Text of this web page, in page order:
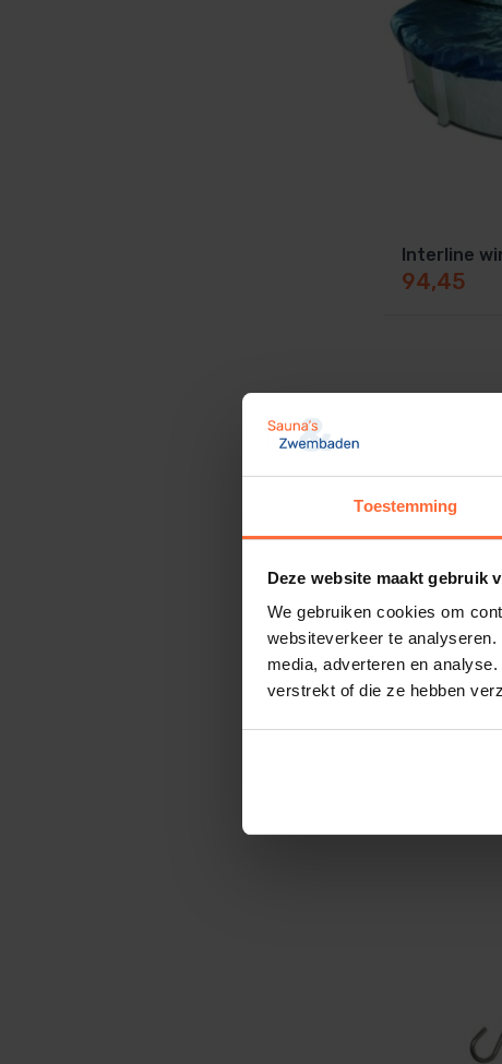
Toestemming
Deze website maakt gebruik
We gebruiken cookies om
websiteverkeer te
media, adverteren en
verstrekt of die ze hebben
Interline
94,45
Interline